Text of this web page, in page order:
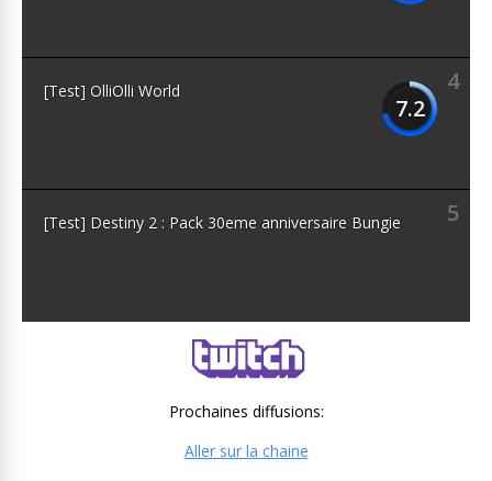
4
7.2
[Test] OlliOlli World
5
[Test] Destiny 2 : Pack 30eme anniversaire Bungie
Prochaines diffusions:
Aller sur la chaine